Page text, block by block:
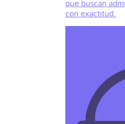
que buscan
con exactitud.